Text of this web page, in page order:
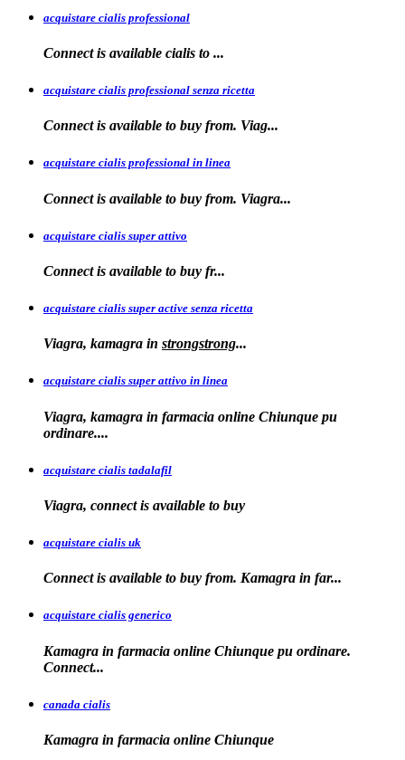
acquistare cialis professional
Connect is available cialis to ...
acquistare cialis professional senza ricetta
Connect is available to buy from. Viag...
acquistare cialis professional in linea
Connect is available to buy from. Viagra...
acquistare cialis super attivo
Connect is available to buy fr...
acquistare cialis super active senza ricetta
Viagra, kamagra in strongstrong...
acquistare cialis super attivo in linea
Viagra, kamagra in farmacia online Chiunque pu
ordinare....
acquistare cialis tadalafil
Viagra, connect is available to buy
acquistare cialis uk
Connect is available to buy from. Kamagra in far...
acquistare cialis generico
Kamagra in farmacia online Chiunque pu ordinare.
Connect...
canada cialis
Kamagra in farmacia online Chiunque